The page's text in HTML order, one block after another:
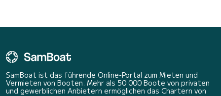
SamBoat ist das führende Online-Portal zum Mieten und
Vermieten von Booten. Mehr als 50 000 Boote von privaten
und gewerblichen Anbietern ermöglichen das Chartern von